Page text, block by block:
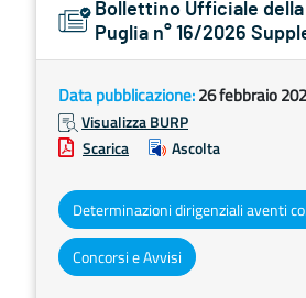
Bollettino Ufficiale della
Puglia n° 16/2026
Data pubblicazione:26 febbraio
Visualizza BURP
Scarica
Ascolta
Concorsi e Avvisi